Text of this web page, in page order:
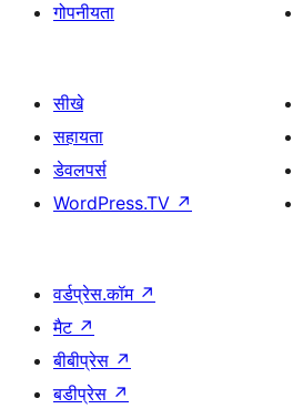
गोपनीयता
सीखे
सहायता
डेवलपर्स
WordPress.TV ↗
वर्डप्रेस.कॉम ↗
मैट ↗
बीबीप्रेस ↗
बडीप्रेस ↗